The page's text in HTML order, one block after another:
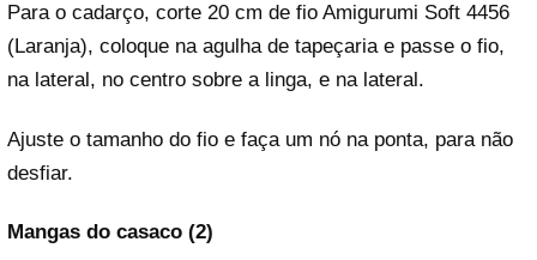
Para o cadarço, corte 20 cm de fio Amigurumi Soft 4456
(Laranja), coloque na agulha de tapeçaria e passe o fio,
na lateral, no centro sobre a linga, e na lateral.
Ajuste o tamanho do fio e faça um nó na ponta, para não
desfiar.
Mangas do casaco (2)